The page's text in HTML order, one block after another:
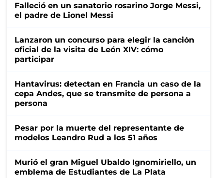
Falleció en un sanatorio rosarino Jorge Messi,
el padre de Lionel Messi
Lanzaron un concurso para elegir la canción
oficial de la visita de León XIV: cómo
participar
Hantavirus: detectan en Francia un caso de la
cepa Andes, que se transmite de persona a
persona
Pesar por la muerte del representante de
modelos Leandro Rud a los 51 años
Murió el gran Miguel Ubaldo Ignomiriello, un
emblema de Estudiantes de La Plata